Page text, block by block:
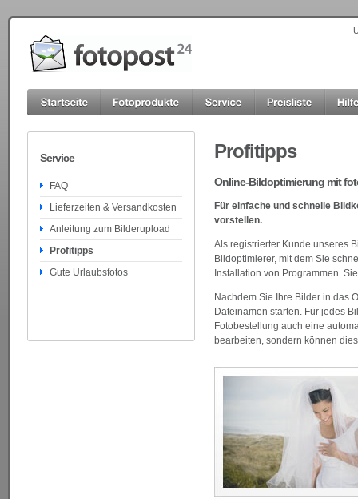
Service
FAQ
Lieferzeiten & Versandkosten
Anleitung zum Bilderupload
Profitipps
Gute Urlaubsfotos
Profitipps
Online-Bildoptimierung mit
Für einfache und schnelle
vorstellen.
Als registrierter Kunde unseres
Bildoptimierer, mit dem Sie
Installation von Programmen.
Nachdem Sie Ihre Bilder in das
Dateinamen starten. Für jedes
Fotobestellung auch eine
bearbeiten, sondern können